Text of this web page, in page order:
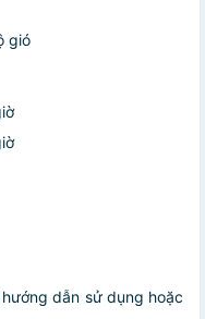
gió
dẫn sử dụng hoặc